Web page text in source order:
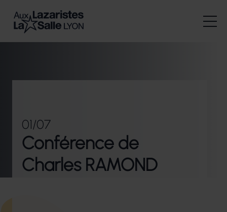
01/07
Conférence de
Charles RAMOND